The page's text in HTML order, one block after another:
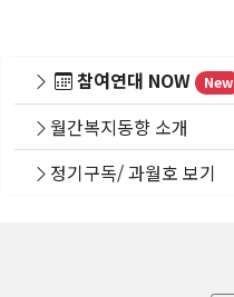
참여연대 NOW New
월간복지동향 소개
정기구독/ 과월호 보기